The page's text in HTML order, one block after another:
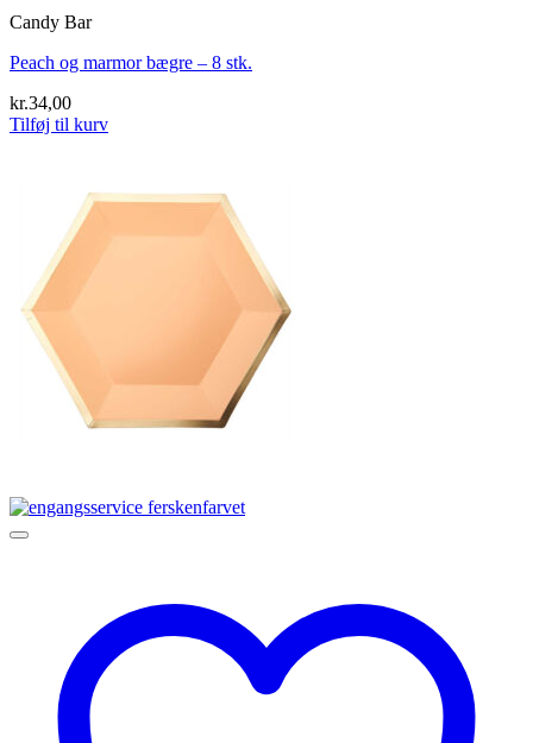
Candy Bar
Peach og marmor bægre – 8 stk.
kr.34,00
Tilføj til kurv